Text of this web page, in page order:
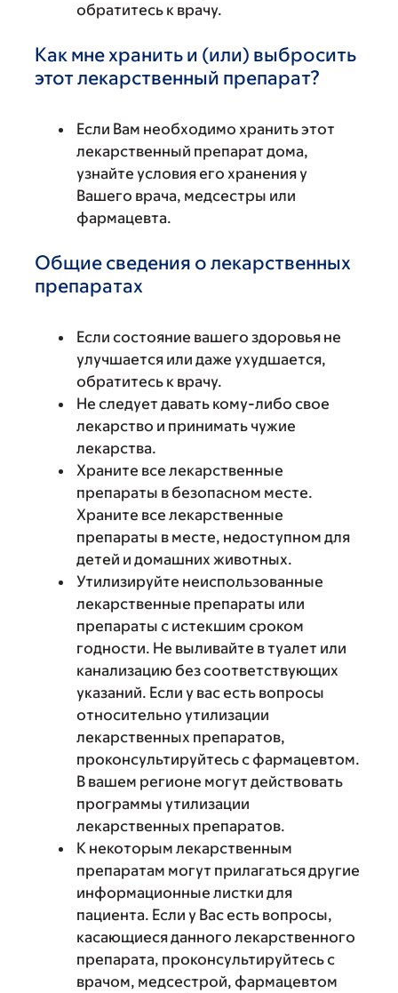
обратитесь к врачу.
Как мне хранить и (или) выбросить
этот лекарственный препарат?
Если Вам необходимо хранить этот
лекарственный препарат дома,
узнайте условия его хранения у
Вашего врача, медсестры или
фармацевта.
Общие сведения о лекарственных
препаратах
Если состояние вашего здоровья не
улучшается или даже ухудшается,
обратитесь к врачу.
Не следует давать кому-либо свое
лекарство и принимать чужие
лекарства.
Храните все лекарственные
препараты в безопасном месте.
Храните все лекарственные
препараты в месте, недоступном для
детей и домашних животных.
Утилизируйте неиспользованные
лекарственные препараты или
препараты с истекшим сроком
годности. Не выливайте в туалет или
канализацию без соответствующих
указаний. Если у вас есть вопросы
относительно утилизации
лекарственных препаратов,
проконсультируйтесь с фармацевтом.
В вашем регионе могут действовать
программы утилизации
лекарственных препаратов.
К некоторым лекарственным
препаратам могут прилагаться другие
информационные листки для
пациента. Если у Вас есть вопросы,
касающиеся данного лекарственного
препарата, проконсультируйтесь с
врачом, медсестрой, фармацевтом